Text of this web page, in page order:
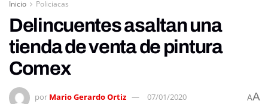
Inicio Policiacas
Delincuentes asaltan una
tienda de venta de pintura
Comex
por Mario Gerardo Ortiz 07/01/2020 AA